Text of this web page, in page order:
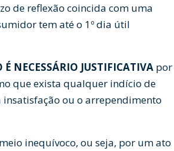
de reflexão coincida com uma
tem até o 1º dia útil
É NECESSÁRIO JUSTIFICATIVA por
que exista qualquer indício de
ou o arrependimento
inequívoco, ou seja, por um ato